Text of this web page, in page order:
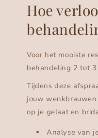
Hoe
Voor het mooiste
behandeling 2 tot
Tijdens deze
jouw
op je gelaat en
Analyse van